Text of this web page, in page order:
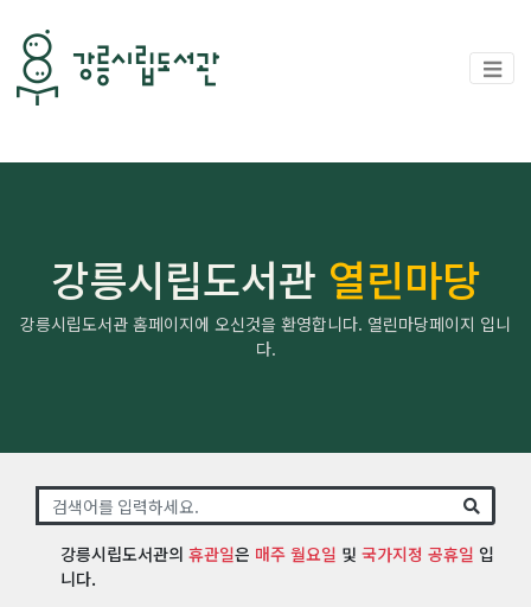
강릉시립도서관 열린마당
강릉시립도서관 홈페이지에 오신것을 환영합니다. 열린마당페이지 입니
다.
강릉시립도서관의 휴관일은 매주 월요일 및 국가지정 공휴일 입
니다.